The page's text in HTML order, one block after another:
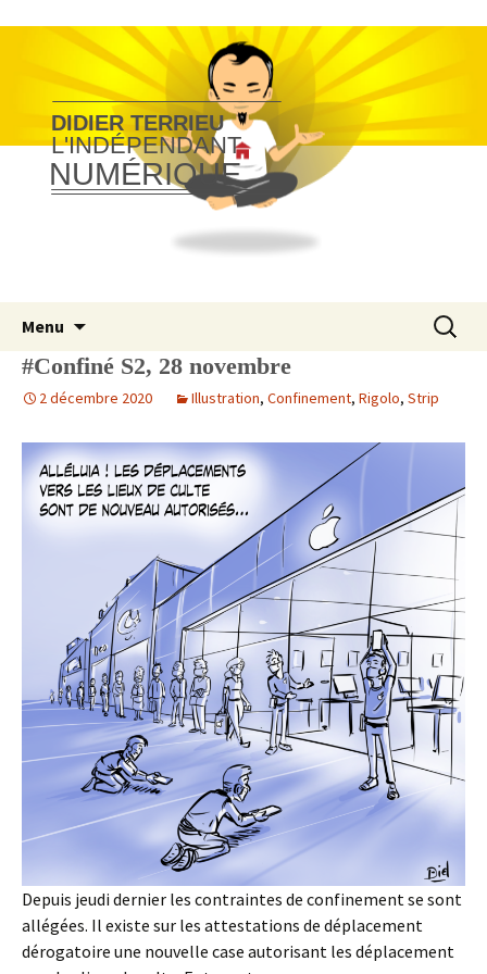
DIDIER TERRIEU
L'INDÉPENDANT
NUMÉRIQUE
Menu
contenu
#Confiné S2, 28 novembre
2 décembre 2020 Illustration, Confinement, Rigolo, Strip
Depuis jeudi dernier les contraintes de confinement se sont
allégées. Il existe sur les attestations de déplacement
dérogatoire une nouvelle case autorisant les déplacement